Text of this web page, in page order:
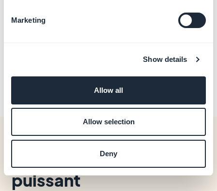
Marketing
Show details
Allow all
Allow selection
Deny
Accès et permissions personnalisés
accessibles à chaque collaborateur.
Un CMS intégré
puissant